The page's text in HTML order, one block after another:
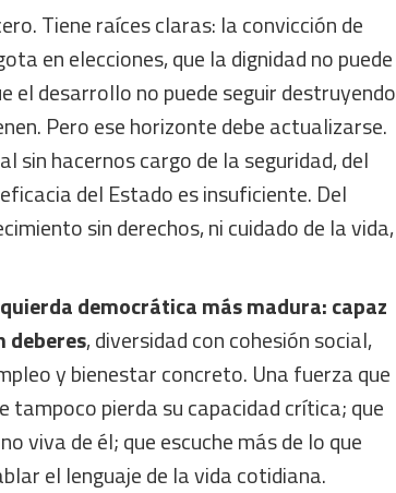
Tiene raíces claras: la convicción de
en elecciones, que la dignidad no puede
el desarrollo no puede seguir destruyendo
Pero ese horizonte debe actualizarse.
sin hacernos cargo de la seguridad, del
del Estado es insuficiente. Del
sin derechos, ni cuidado de la vida,
democrática más madura: capaz
deberes, diversidad con cohesión social,
y bienestar concreto. Una fuerza que
tampoco pierda su capacidad crítica; que
viva de él; que escuche más de lo que
el lenguaje de la vida cotidiana.